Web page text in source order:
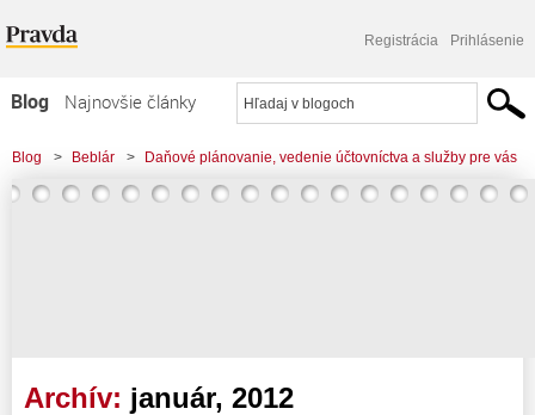
Registrácia Prihlásenie
Blog
Najnovšie články
Najčítanejšie články
Najkomentovanejšie články
Blog > Beblár > Daňové plánovanie, vedenie účtovníctva a služby pre vás
Archív: január, 2012